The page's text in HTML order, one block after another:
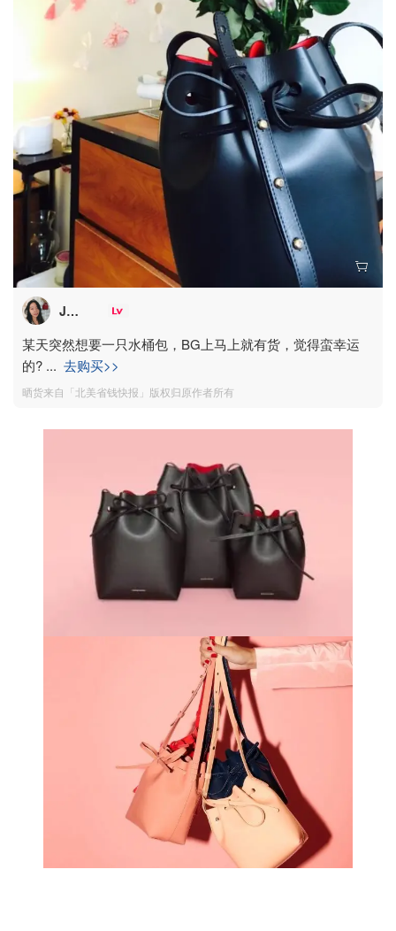
Jade_Y
某天突然想要一只水桶包，BG上马上就有货，觉得蛮幸运
的? ... 去购买>>
晒货来自「北美省钱快报」版权归原作者所有